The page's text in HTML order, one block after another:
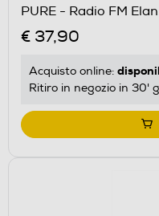
PURE - Radio FM
€ 37,90
Acquisto online:
Ritiro in negozio in 30'